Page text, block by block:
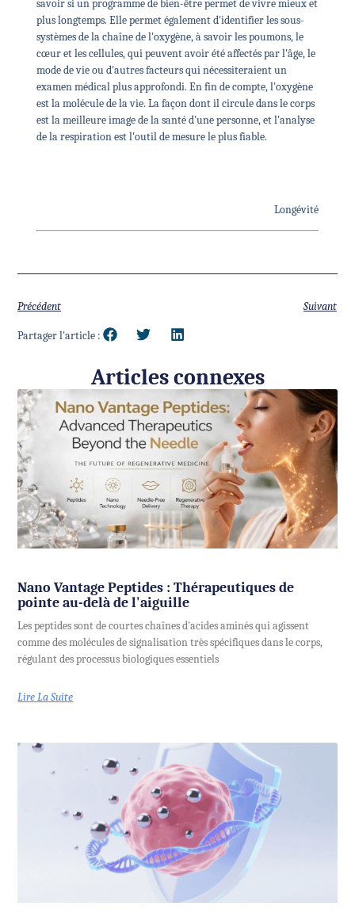
savoir si un programme de bien-être permet de vivre mieux et
plus longtemps. Elle permet également d'identifier les sous-
systèmes de la chaîne de l'oxygène, à savoir les poumons, le
cœur et les cellules, qui peuvent avoir été affectés par l'âge, le
mode de vie ou d'autres facteurs qui nécessiteraient un
examen médical plus approfondi. En fin de compte, l'oxygène
est la molécule de la vie. La façon dont il circule dans le corps
est la meilleure image de la santé d'une personne, et l'analyse
de la respiration est l'outil de mesure le plus fiable.
Longévité
Précédent Suivant
Partager l'article :
Articles connexes
Nano Vantage Peptides : Thérapeutiques de
pointe au-delà de l'aiguille
Les peptides sont de courtes chaînes d'acides aminés qui agissent
comme des molécules de signalisation très spécifiques dans le corps,
régulant des processus biologiques essentiels
Lire La Suite